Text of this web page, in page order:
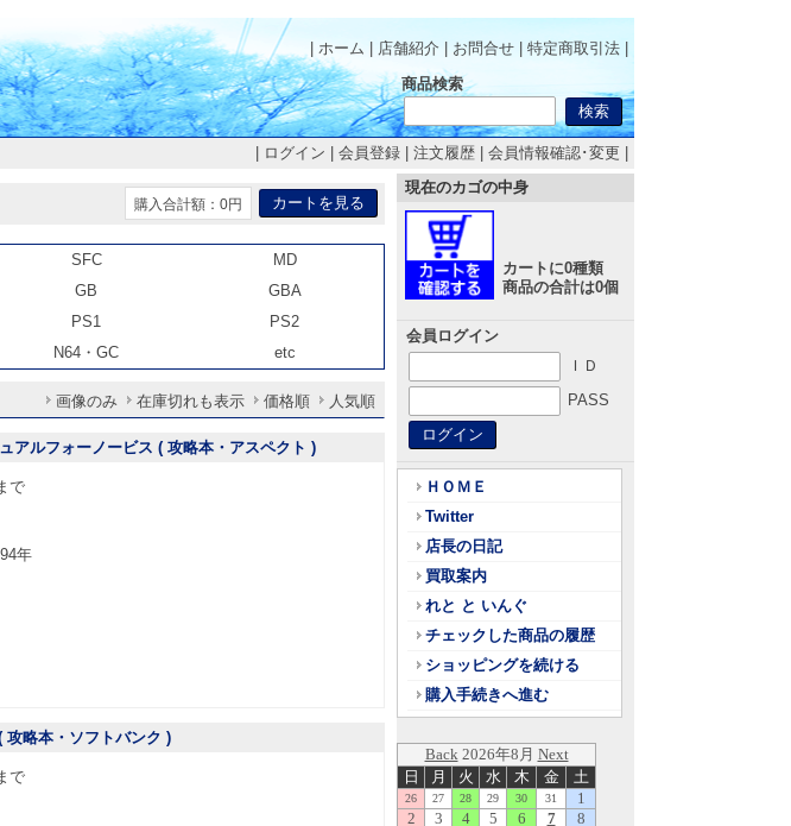
| ホーム
店舗紹介 お問合せ 特定商取引法
商品検索
ログイン 会員登録 注文履歴 会員情報確認･変更
購入合計額：0円
SFC
MD
GB
GBA
PS1
PS2
N64・GC etc
画像のみ 在庫切れも表示 価格順 人気順
アルフォーノービス ( 攻略本・アスペクト )
で
年
略本・ソフトバンク )
で
現在のカゴの中身
カートに0種類
商品の合計は0個
会員ログイン
ＩＤ
PASS
ＨＯＭＥ
Twitter
店長の日記
買取案内
れと と いんぐ
チェックした商品の履歴
ショッピングを続ける
購入手続きへ進む